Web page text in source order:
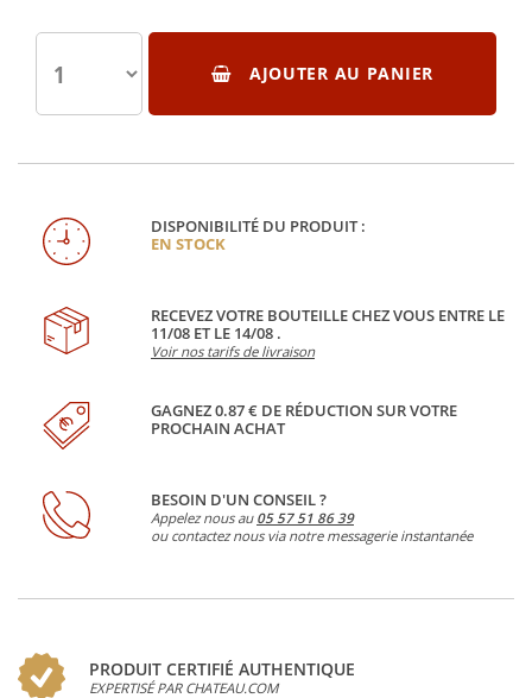
DISPONIBILITÉ DU PRODUIT :
EN STOCK
RECEVEZ VOTRE BOUTEILLE CHEZ VOUS ENTRE LE
11/08 ET LE 14/08 .
Voir nos tarifs de livraison
GAGNEZ 0.87 € DE RÉDUCTION SUR VOTRE
PROCHAIN ACHAT
BESOIN D'UN CONSEIL ?
Appelez nous au 05 57 51 86 39
ou contactez nous via notre messagerie instantanée
AJOUTER AU PANIER
PRODUIT CERTIFIÉ AUTHENTIQUE
EXPERTISÉ PAR CHATEAU.COM